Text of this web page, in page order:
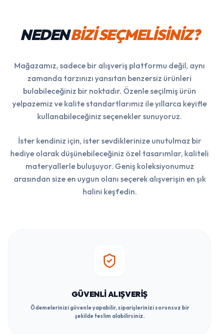
NEDENBİZİ SEÇMELİSİNİZ?
Mağazamız, sadece bir alışveriş platformu değil, aynı
zamanda tarzınızı yansıtan benzersiz ürünleri
bulabileceğiniz bir noktadır. Özenle seçilmiş ürün
yelpazemiz ve kalite standartlarımız ile yıllarca keyifle
kullanabileceğiniz seçenekler sunuyoruz.
İster kendiniz için, ister sevdiklerinize unutulmaz bir
hediye olarak düşünebileceğiniz özel tasarımlar, kaliteli
materyallerle buluşuyor. Geniş koleksiyonumuz
arasından size en uygun olanı seçerek alışverişin en şık
halini keşfedin.
GÜVENLI ALIŞVERIŞ
Ödemelerinizi güvenle yapabilir, siparişlerinizi sorunsuz bir
şekilde teslim alabilirsiniz.